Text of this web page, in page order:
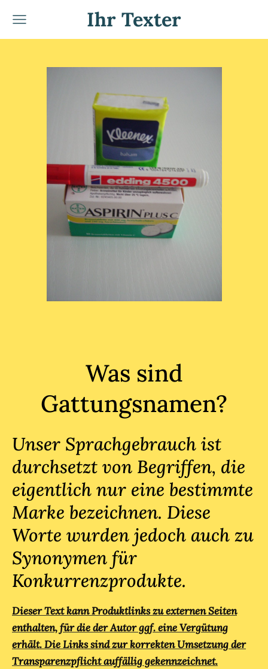
Ihr Texter
Was sind
Gattungsnamen?
Unser Sprachgebrauch ist
durchsetzt von Begriffen, die
eigentlich nur eine bestimmte
Marke bezeichnen. Diese
Worte wurden jedoch auch zu
Synonymen für
Konkurrenzprodukte.
Dieser Text kann Produktlinks zu externen Seiten
enthalten, für die der Autor ggf. eine Vergütung
erhält. Die Links sind zur korrekten Umsetzung der
Transparenzpflicht auffällig gekennzeichnet.